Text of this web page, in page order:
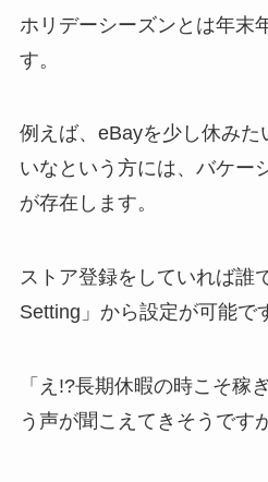
ホリデーシーズンとは年末
す。
例えば、eBayを少し休みた
いなという方には、バケー
が存在します。
ストア登録をしていれば誰
Setting」から設定が可能で
「え!?長期休暇の時こそ稼
う声が聞こえてきそうです